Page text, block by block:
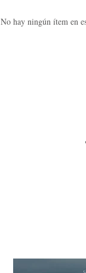
No hay ningún ítem en